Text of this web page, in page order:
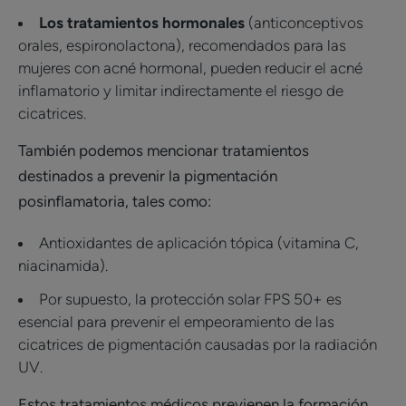
Los tratamientos hormonales (anticonceptivos
orales, espironolactona), recomendados para las
mujeres con acné hormonal, pueden reducir el acné
inflamatorio y limitar indirectamente el riesgo de
cicatrices.
También podemos mencionar tratamientos
destinados a prevenir la pigmentación
posinflamatoria, tales como:
Antioxidantes de aplicación tópica (vitamina C,
niacinamida).
Por supuesto, la protección solar FPS 50+ es
esencial para prevenir el empeoramiento de las
cicatrices de pigmentación causadas por la radiación
UV.